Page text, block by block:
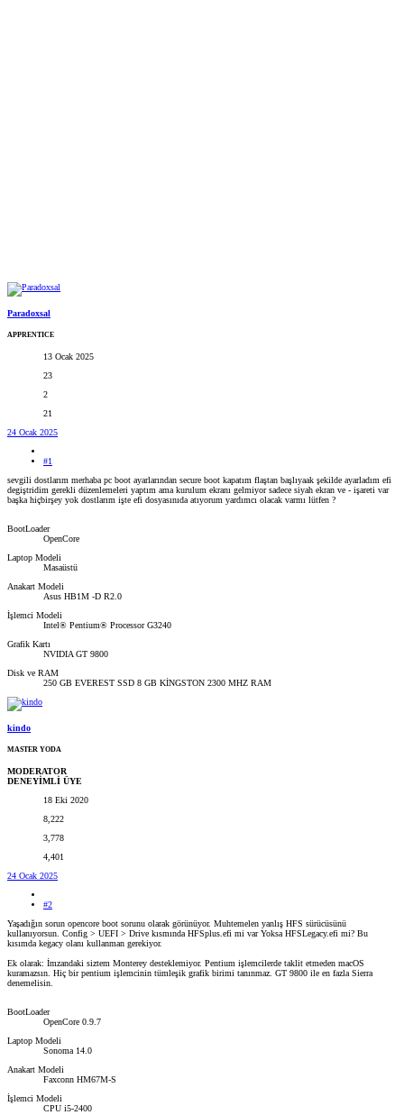
Paradoxsal
APPRENTICE
13 Ocak 2025
23
2
21
24 Ocak 2025
#1
sevgili dostlarım merhaba pc boot ayarlarından secure boot kapatım flaştan başlıyaak şekilde ayarladım efi
degiştridim gerekli düzenlemeleri yaptım ama kurulum ekranı gelmiyor sadece siyah ekran ve - işareti var
başka hiçbirşey yok dostlarım işte efi dosyasınıda atıyorum yardımcı olacak varmı lütfen ?
BootLoader
OpenCore
Laptop Modeli
Masaüstü
Anakart Modeli
Asus HB1M -D R2.0
İşlemci Modeli
Intel® Pentium® Processor G3240
Grafik Kartı
NVIDIA GT 9800
Disk ve RAM
250 GB EVEREST SSD 8 GB KİNGSTON 2300 MHZ RAM
kindo
MASTER YODA
MODERATOR
DENEYİMLİ ÜYE
18 Eki 2020
8,222
3,778
4,401
24 Ocak 2025
#2
Yaşadığın sorun opencore boot sorunu olarak görünüyor. Muhtemelen yanlış HFS sürücüsünü
kullanıyorsun. Config > UEFI > Drive kısmında HFSplus.efi mi var Yoksa HFSLegacy.efi mi? Bu
kısımda kegacy olanı kullanman gerekiyor.
Ek olarak: İmzandaki siztem Monterey desteklemiyor. Pentium işlemcilerde taklit etmeden macOS
kuramazsın. Hiç bir pentium işlemcinin tümleşik grafik birimi tanınmaz. GT 9800 ile en fazla Sierra
denemelisin.
BootLoader
OpenCore 0.9.7
Laptop Modeli
Sonoma 14.0
Anakart Modeli
Faxconn HM67M-S
İşlemci Modeli
CPU i5-2400